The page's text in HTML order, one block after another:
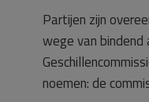
Partijen zijn
wege van bindend
noemen: de